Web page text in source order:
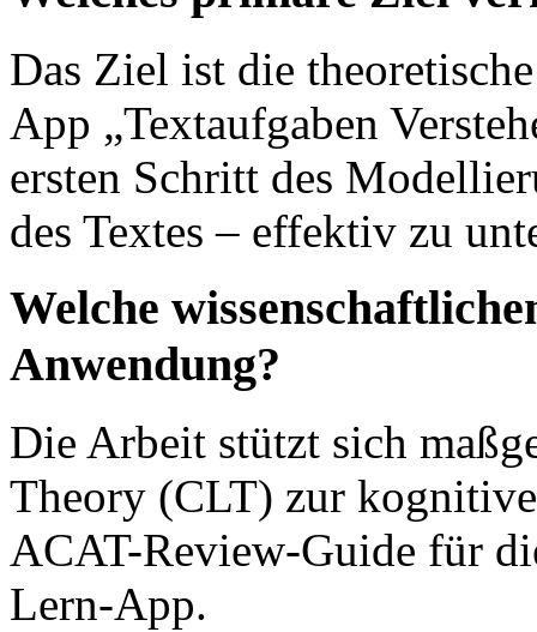
Das Ziel ist die
App „Textaufgaben
ersten Schritt des
des Textes – effektiv zu
Welche
Anwendung?
Die Arbeit stützt sich
Theory (CLT) zur
ACAT-Review-Guide für
Lern-App.